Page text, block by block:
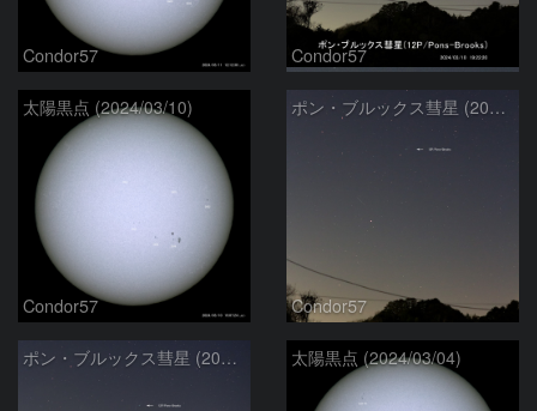
Condor57 Condor57
太陽黒点 (2024/03/10)
Condor57
ポン・ブルックス彗星 (2024/03/09)
Condor57
ポン・ブルックス彗星 (2024/03/08) 太陽黒点 (2024/03/04)